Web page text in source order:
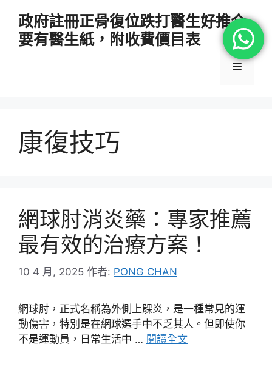
政府註冊正骨復位跌打醫生好推介
要有醫生紙，附收費價目表
選
康復技巧
網球肘消炎藥：專家推薦
最有效的治療方案！
10 4 月, 2025 作者: PONG CHAN
網球肘，正式名稱為外側上髁炎，是一種常見的運
動傷害，特別是在網球選手中不乏其人。但即使你
不是運動員，日常生活中 … 閱讀全文